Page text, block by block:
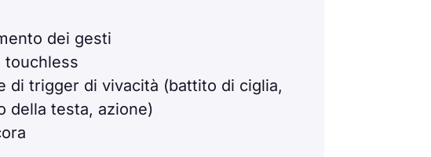
dei gesti
touchless
di trigger di vivacità (battito di ciglia,
della testa, azione)